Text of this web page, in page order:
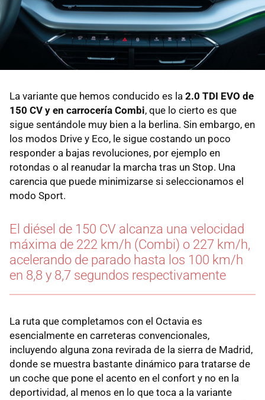
La variante que hemos conducido es la 2.0 TDI EVO de
150 CV y en carrocería Combi, que lo cierto es que
sigue sentándole muy bien a la berlina. Sin embargo, en
los modos Drive y Eco, le sigue costando un poco
responder a bajas revoluciones, por ejemplo en
rotondas o al reanudar la marcha tras un Stop. Una
carencia que puede minimizarse si seleccionamos el
modo Sport.
El diésel de 150 CV alcanza una velocidad
máxima de 222 km/h (Combi) o 227 km/h,
acelerando de parado hasta los 100 km/h
en 8,8 y 8,7 segundos respectivamente
La ruta que completamos con el Octavia es
esencialmente en carreteras convencionales,
incluyendo alguna zona revirada de la sierra de Madrid,
donde se muestra bastante dinámico para tratarse de
un coche que pone el acento en el confort y no en la
deportividad, al menos en lo que toca a la variante